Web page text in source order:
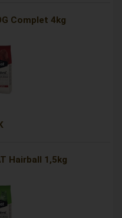
Complet 4kg
Hairball 1,5kg